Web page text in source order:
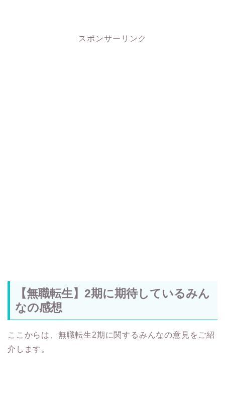
スポンサーリンク
【無職転生】2期に期待しているみん
なの感想
ここからは、無職転生2期に関するみんなの意見をご紹
介します。